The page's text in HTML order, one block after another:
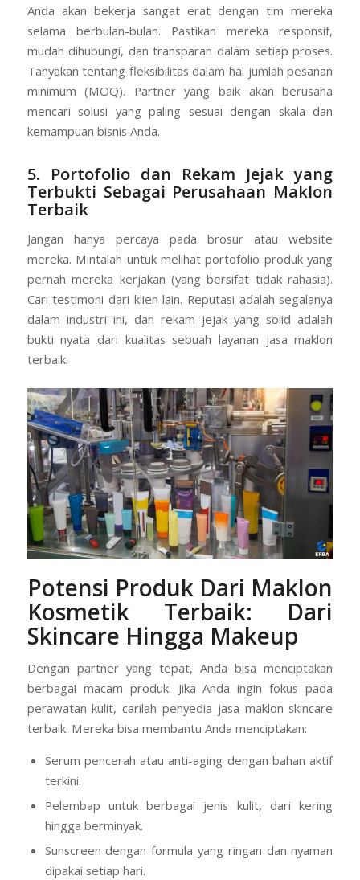
Anda akan bekerja sangat erat dengan tim mereka
selama berbulan-bulan. Pastikan mereka responsif,
mudah dihubungi, dan transparan dalam setiap proses.
Tanyakan tentang fleksibilitas dalam hal jumlah pesanan
minimum (MOQ). Partner yang baik akan berusaha
mencari solusi yang paling sesuai dengan skala dan
kemampuan bisnis Anda.
5. Portofolio dan Rekam Jejak yang
Terbukti Sebagai Perusahaan Maklon
Terbaik
Jangan hanya percaya pada brosur atau website
mereka. Mintalah untuk melihat portofolio produk yang
pernah mereka kerjakan (yang bersifat tidak rahasia).
Cari testimoni dari klien lain. Reputasi adalah segalanya
dalam industri ini, dan rekam jejak yang solid adalah
bukti nyata dari kualitas sebuah layanan jasa maklon
terbaik.
Potensi Produk Dari Maklon
Kosmetik Terbaik: Dari
Skincare Hingga Makeup
Dengan partner yang tepat, Anda bisa menciptakan
berbagai macam produk. Jika Anda ingin fokus pada
perawatan kulit, carilah penyedia jasa maklon skincare
terbaik. Mereka bisa membantu Anda menciptakan:
Serum pencerah atau anti-aging dengan bahan aktif
terkini.
Pelembap untuk berbagai jenis kulit, dari kering
hingga berminyak.
Sunscreen dengan formula yang ringan dan nyaman
dipakai setiap hari.